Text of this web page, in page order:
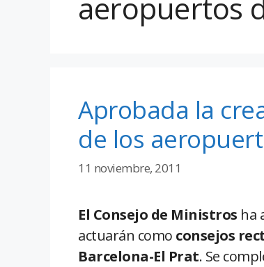
Aprobada la
de los
11 noviembre, 2011
El Consejo de Ministros ha
actuarán como consejos
Barcelona-El Prat. Se